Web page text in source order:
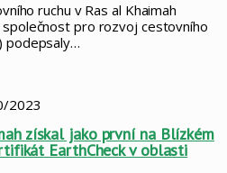
ruchu v Ras al Khaimah
společnost pro rozvoj cestovního
podepsaly…
2023
získal jako první na Blízkém
EarthCheck v oblasti